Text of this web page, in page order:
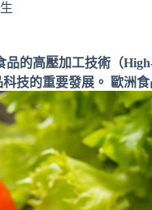
的高壓加工技術（
技的重要發展。 歐洲